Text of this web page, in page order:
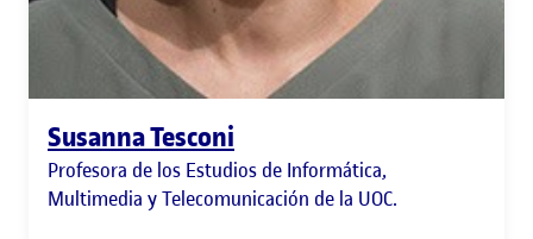
Susanna Tesconi
Profesora de los Estudios de Informática,
Multimedia y Telecomunicación de la UOC.